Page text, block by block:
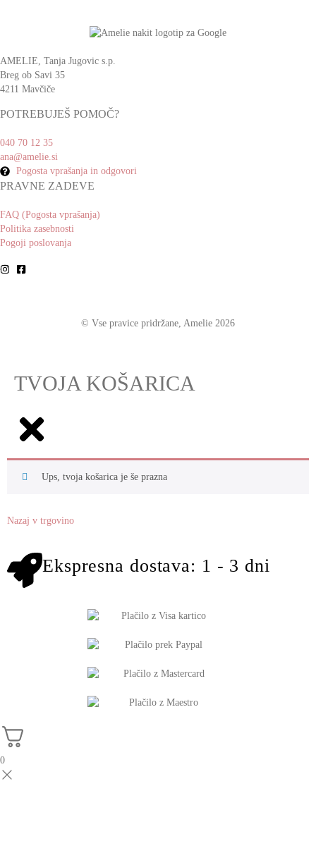
AMELIE, Tanja Jugovic s.p.
Breg ob Savi 35
4211 Mavčiče
POTREBUJEŠ POMOČ?
040 70 12 35
ana@amelie.si
Pogosta vprašanja in odgovori
PRAVNE ZADEVE
FAQ (Pogosta vprašanja)
Politika zasebnosti
Pogoji poslovanja
© Vse pravice pridržane, Amelie 2026
TVOJA KOŠARICA
Ups, tvoja košarica je še prazna
Nazaj v trgovino
Ekspresna dostava: 1 - 3 dni
0